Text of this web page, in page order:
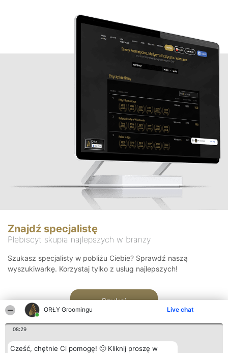
ORŁY Groomingu Live chat
08:29
Cześć, chętnie Ci pomogę! 🙂 Kliknij proszę w
Znajdź specjalistę
Plebiscyt skupia najlepszych w branży
Szukasz specjalisty w pobliżu Ciebie? Sprawdź naszą
wyszukiwarkę. Korzystaj tylko z usług najlepszych!
Szukaj